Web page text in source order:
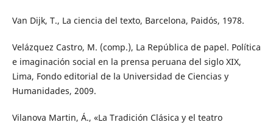
Van Dijk, T., La ciencia del texto, Barcelona, Paidós, 1978.
Velázquez Castro, M. (comp.), La República de papel. Política
e imaginación social en la prensa peruana del siglo XIX,
Lima, Fondo editorial de la Universidad de Ciencias y
Humanidades, 2009.
Vilanova Martin, Á., «La Tradición Clásica y el teatro